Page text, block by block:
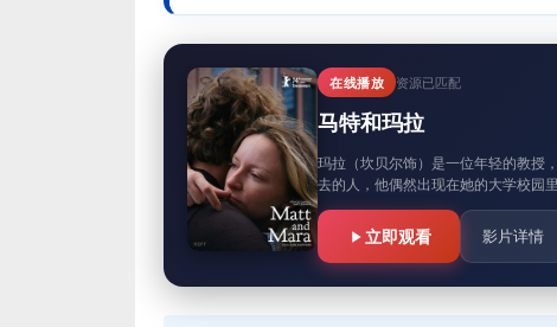
在线播放 资源已匹配
马特和玛拉
玛拉（坎贝尔饰）是一位年轻的教授
去的人，他偶然出现在她的大学校园里
立即观看 影片详情